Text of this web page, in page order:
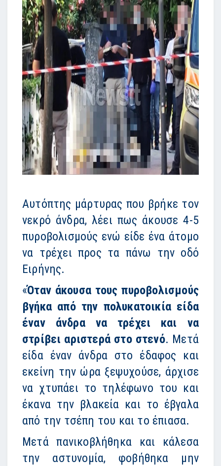
Αυτόπτης μάρτυρας που βρήκε τον
νεκρό άνδρα, λέει πως άκουσε 4-5
πυροβολισμούς ενώ είδε ένα άτομο
να τρέχει προς τα πάνω την οδό
Ειρήνης.
«Όταν άκουσα τους πυροβολισμούς
βγήκα από την πολυκατοικία είδα
έναν άνδρα να τρέχει και να
στρίβει αριστερά στο στενό. Μετά
είδα έναν άνδρα στο έδαφος και
εκείνη την ώρα ξεψυχούσε, άρχισε
να χτυπάει το τηλέφωνο του και
έκανα την βλακεία και το έβγαλα
από την τσέπη του και το έπιασα.
Μετά πανικοβλήθηκα και κάλεσα
την αστυνομία, φοβήθηκα μην